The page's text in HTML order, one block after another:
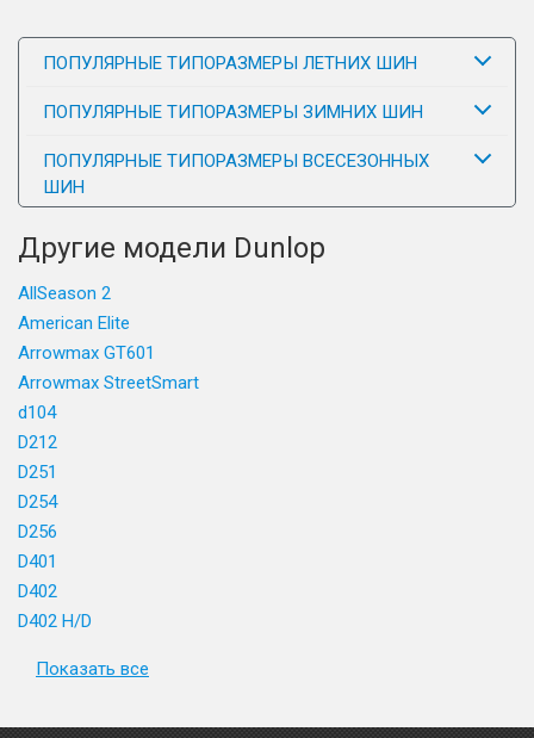
ПОПУЛЯРНЫЕ ТИПОРАЗМЕРЫ ЛЕТНИХ ШИН
ПОПУЛЯРНЫЕ ТИПОРАЗМЕРЫ ЗИМНИХ ШИН
ПОПУЛЯРНЫЕ ТИПОРАЗМЕРЫ ВСЕСЕЗОННЫХ
ШИН
Другие модели Dunlop
AllSeason 2
American Elite
Arrowmax GT601
Arrowmax StreetSmart
d104
D212
D251
D254
D256
D401
D402
D402 H/D
Показать все